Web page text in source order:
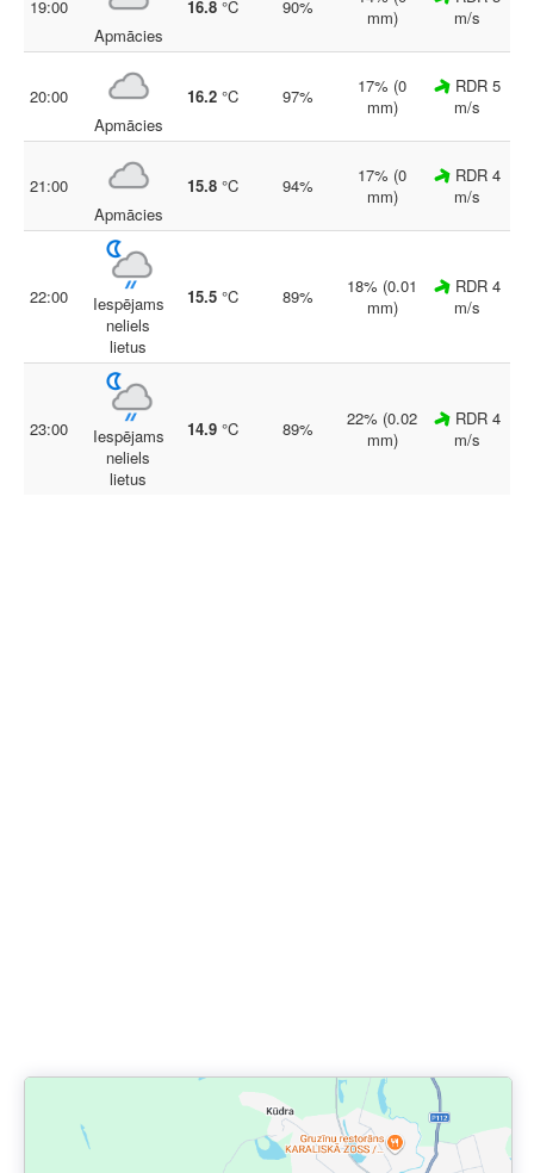
19:00
Apmācies
16.8 °C 90%
mm)
m/s
20:00
Apmācies
16.2 °C 97%
17% (0
mm)
RDR 5
m/s
21:00
Apmācies
15.8 °C 94%
17% (0
mm)
RDR 4
m/s
22:00
Iespējams
neliels
lietus
15.5 °C 89%
18% (0.01
mm)
RDR 4
m/s
23:00
Iespējams
neliels
lietus
14.9 °C 89%
22% (0.02
mm)
RDR 4
m/s